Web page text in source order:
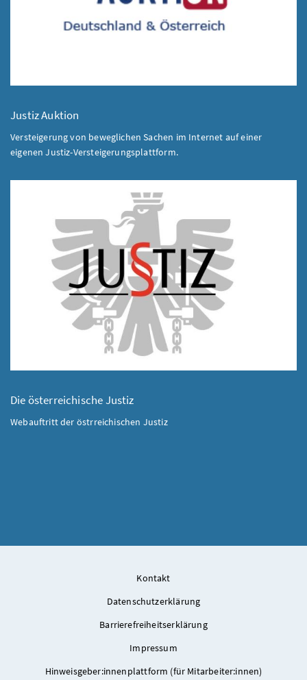
Justiz Auktion
Versteigerung von beweglichen Sachen im Internet auf einer
eigenen Justiz-Versteigerungsplattform.
Die österreichische Justiz
Webauftritt der östrreichischen Justiz
Kontakt
Datenschutzerklärung
Barrierefreiheitserklärung
Impressum
Hinweisgeber:innenplattform (für Mitarbeiter:innen)